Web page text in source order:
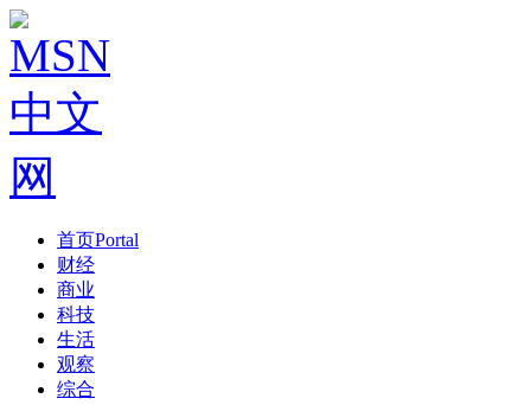
首页Portal
财经
商业
科技
生活
观察
综合